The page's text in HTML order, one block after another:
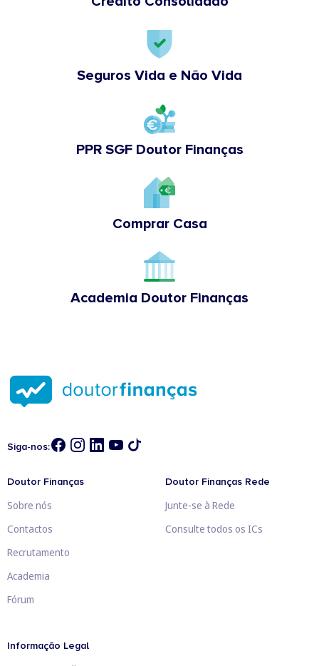
Seguros Vida e Não Vida
PPR SGF Doutor Finanças
Comprar Casa
Academia Doutor Finanças
Siga-nos:
Doutor Finanças
Sobre nós
Contactos
Recrutamento
Academia
Fórum
Doutor Finanças Rede
Junte-se à Rede
Consulte todos os ICs
Informação Legal